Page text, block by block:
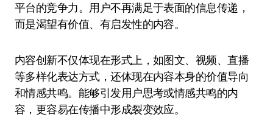
平台的竞争力。用户不再满足于表面的信息传递，
而是渴望有价值、有启发性的内容。
内容创新不仅体现在形式上，如图文、视频、直播
等多样化表达方式，还体现在内容本身的价值导向
和情感共鸣。能够引发用户思考或情感共鸣的内
容，更容易在传播中形成裂变效应。